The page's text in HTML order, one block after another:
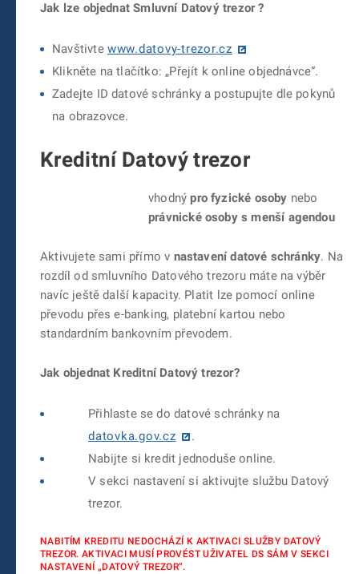
Jak lze objednat Smluvní Datový trezor ?
Navštivte www.datovy-trezor.cz
Klikněte na tlačítko: „Přejít k online objednávce“.
Zadejte ID datové schránky a postupujte dle pokynů
na obrazovce.
Kreditní Datový trezor
vhodnýpro fyzické osoby nebo
právnické osoby s menší agendou
Aktivujete sami přímo v nastavení datové schránky. Na
rozdíl od smluvního Datového trezoru máte na výběr
navíc ještě další kapacity. Platit lze pomocí online
převodu přes e-banking, platební kartou nebo
standardním bankovním převodem.
Jak objednat Kreditní Datový trezor?
Přihlaste se do datové schránky na
datovka.gov.cz
.
Nabijte si kredit jednoduše online.
V sekci nastavení si aktivujte službu Datový
trezor.
NABITÍM KREDITU NEDOCHÁZÍ K AKTIVACI SLUŽBY DATOVÝ
TREZOR. AKTIVACI MUSÍ PROVÉST UŽIVATEL DS SÁM V SEKCI
NASTAVENÍ „DATOVÝ TREZOR“.